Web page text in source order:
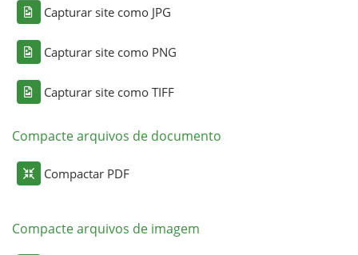
Capturar site como JPG
Capturar site como PNG
Capturar site como TIFF
Compacte arquivos de documento
Compactar PDF
Compacte arquivos de imagem